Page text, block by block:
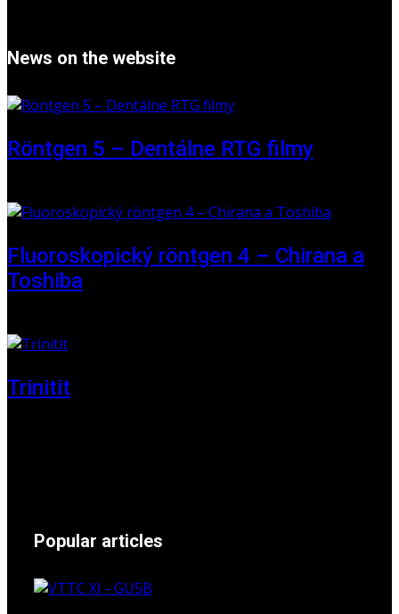
News on the website
Röntgen 5 – Dentálne RTG filmy
Fluoroskopický röntgen 4 – Chirana a
Toshiba
Trinitit
Popular articles